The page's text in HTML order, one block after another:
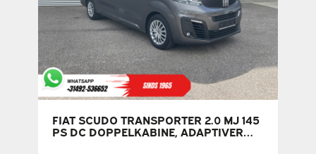
FIAT SCUDO TRANSPORTER 2.0 MJ 145
PS DC DOPPELKABINE, ADAPTIVER